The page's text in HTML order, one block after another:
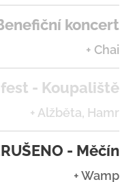
koncert
+ Chai
- Koupaliště
+ Alžběta, Hamr
- Měčín
+ Wamp